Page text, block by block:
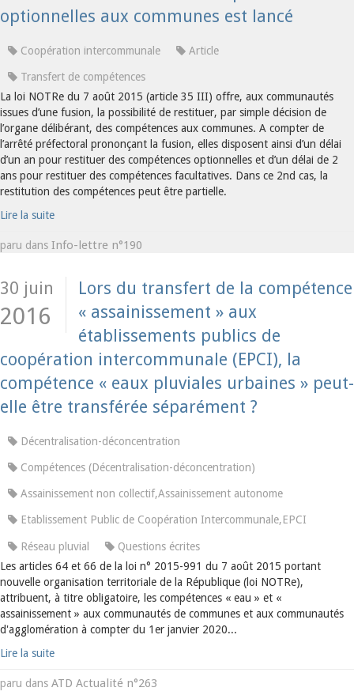
optionnelles aux communes est lancé
Coopération intercommunale Article
Transfert de compétences
La loi NOTRe du 7 août 2015 (article 35 III) offre, aux communautés
issues d’une fusion, la possibilité de restituer, par simple décision de
l’organe délibérant, des compétences aux communes. A compter de
l’arrêté préfectoral prononçant la fusion, elles disposent ainsi d’un délai
d’un an pour restituer des compétences optionnelles et d’un délai de 2
ans pour restituer des compétences facultatives. Dans ce 2nd cas, la
restitution des compétences peut être partielle.
Lire la suite
paru dans Info-lettre n°190
30 juin
2016
Lors du transfert de la compétence
« assainissement » aux
établissements publics de
coopération intercommunale (EPCI), la
compétence « eaux pluviales urbaines » peut-
elle être transférée séparément ?
Décentralisation-déconcentration
Compétences (Décentralisation-déconcentration)
Assainissement non collectif,Assainissement autonome
Etablissement Public de Coopération Intercommunale,EPCI
Réseau pluvial
Questions écrites
Les articles 64 et 66 de la loi n° 2015-991 du 7 août 2015 portant
nouvelle organisation territoriale de la République (loi NOTRe),
attribuent, à titre obligatoire, les compétences « eau » et «
assainissement » aux communautés de communes et aux communautés
d'agglomération à compter du 1er janvier 2020...
Lire la suite
paru dans ATD Actualité n°263